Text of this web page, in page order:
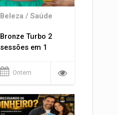
Beleza / Saúde
Bronze Turbo 2
sessões em 1
Ontem